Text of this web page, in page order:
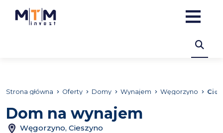
Strona główna Oferty Domy Wynajem Węgorzyno
Dom na wynajem
Węgorzyno, Cieszyno